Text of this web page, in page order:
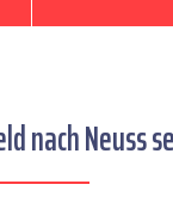
nach Neuss